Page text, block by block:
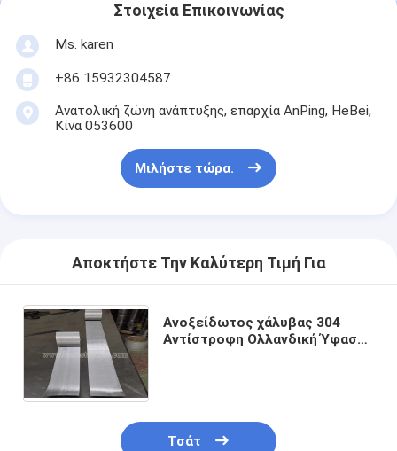
Στοιχεία Επικοινωνίας
Ms. karen
+86 15932304587
Ανατολική ζώνη ανάπτυξης, επαρχία AnPing, HeBei,
Κίνα 053600
Μιλήστε τώρα.
Αποκτήστε Την Καλύτερη Τιμή Για
Ανοξείδωτος χάλυβας 304
Αντίστροφη Ολλανδική Ύφασμα
Τσάτ